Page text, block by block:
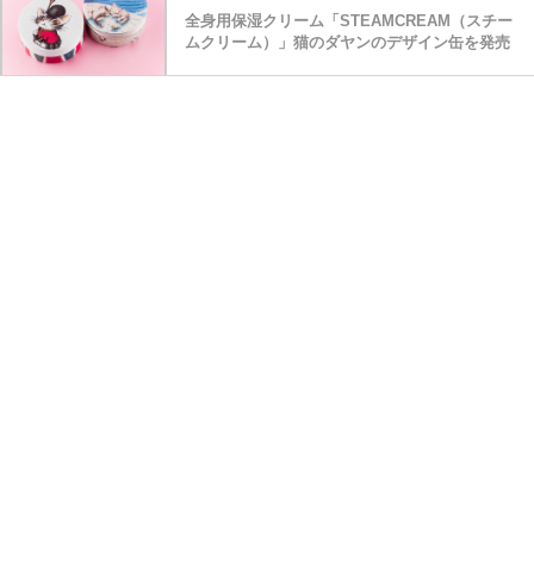
全身用保湿クリーム「STEAMCREAM（スチー
ムクリーム）」猫のダヤンのデザイン缶を発売